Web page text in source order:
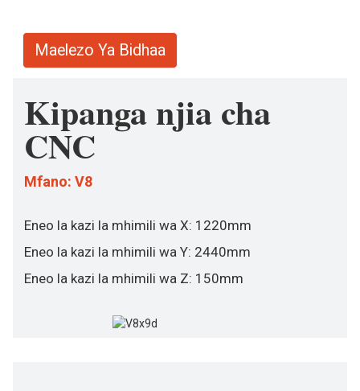
Maelezo Ya Bidhaa
Kipanga njia cha
CNC
Mfano: V8
Eneo la kazi la mhimili wa X: 1220mm
Eneo la kazi la mhimili wa Y: 2440mm
Eneo la kazi la mhimili wa Z: 150mm